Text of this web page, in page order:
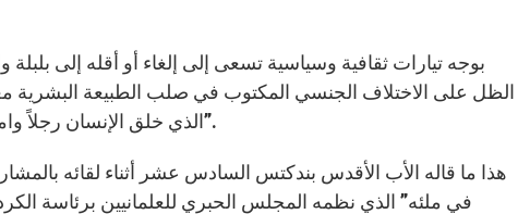
الظل على الاختلاف الجنسي المكتوب في صلب الطبيعة البشرية
الذي خلق الإنسان رجلاً وامرأة، في وحدة، وفي الوقت عينه اختلاف أصلي ومتكامل”.
في ملئه” الذي نظمه المجلس الحبري للعلمانيين برئاسة